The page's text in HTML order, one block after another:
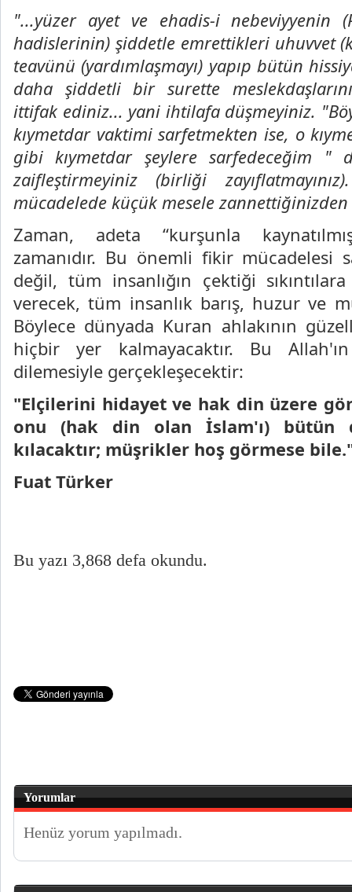
"...yüzer ayet ve ehadis-i nebeviyyenin
hadislerinin) şiddetle emrettikleri uhuvvet
teavünü (yardımlaşmayı) yapıp bütün
daha şiddetli bir surette
ittifak ediniz... yani ihtilafa düşmeyiniz.
kıymetdar vaktimi sarfetmekten ise, o
gibi kıymetdar şeylere sarfedeceğim "
zaifleştirmeyiniz (birliği
mücadelede küçük mesele
Zaman, adeta “kurşunla
zamanıdır. Bu önemli fikir mücadelesi
değil, tüm insanlığın çektiği
verecek, tüm insanlık barış, huzur ve
Böylece dünyada Kuran ahlakının
hiçbir yer kalmayacaktır. Bu
dilemesiyle gerçekleşecektir:
"Elçilerini hidayet ve hak din üzere
onu (hak din olan İslam'ı) bütün
kılacaktır; müşrikler hoş görmese
Fuat Türker
Bu yazı 3,868 defa okundu.
Yorumlar
Henüz yorum yapılmadı.